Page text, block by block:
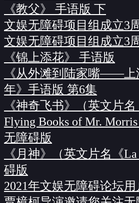
《教父》 手语版 下
文娱无障碍项目组成立3
文娱无障碍项目组成立3
《锦上添花》 手语版
《从外滩到陆家嘴——上
年》手语版 第6集
《神奇飞书》（英文片名
Flying Books of Mr. Morris
无障碍版
《月神》（英文片名《
碍版
2021年文娱无障碍论坛